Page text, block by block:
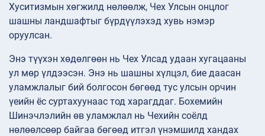
Хуситизмын хөгжилд нөлөөлж, Чех Улсын онцлог
шашны ландшафтыг бүрдүүлэхэд хувь нэмэр
оруулсан.
Энэ түүхэн хөдөлгөөн нь Чех Улсад удаан хугацааны
ул мөр үлдээсэн. Энэ нь шашны хүлцэл, бие даасан
уламжлалыг бий болгосон бөгөөд тус улсын орчин
үеийн ёс суртахуунаас тод харагддаг. Бохемийн
Шинэчлэлийн өв уламжлал нь Чехийн соёлд
нөлөөлсөөр байгаа бөгөөд итгэл үнэмшилд хандах